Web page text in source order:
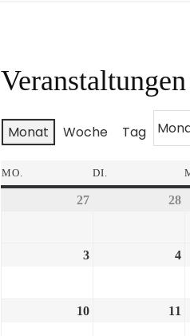
Monat Woche Tag
MO. DI.
27 28
3 4
10 11